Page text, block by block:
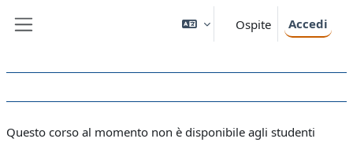
Ospite Accedi
Questo corso al momento non è disponibile agli studenti